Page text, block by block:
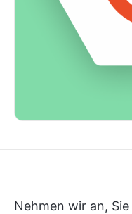
Nehmen wir an,